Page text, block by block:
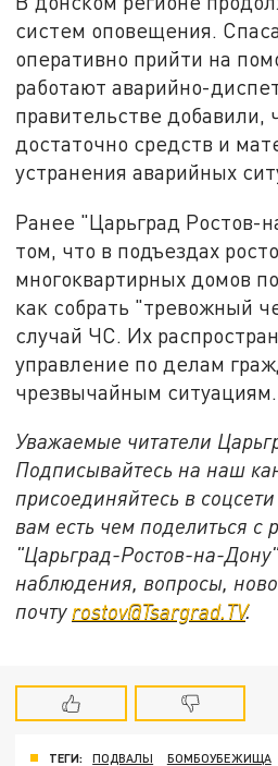
систем оповещения.
оперативно прийти на
работают аварийно-
правительстве добавили,
достаточно средств и
устранения аварийных
Ранее "Царьград Ростов-
том, что в подъездах
многоквартирных домов
как собрать "тревожный
случай ЧС. Их
управление по делам
чрезвычайным ситуациям.
Уважаемые читатели
Подписывайтесь на наш
присоединяйтесь в соцсети
вам есть чем поделиться с
"Царьград-Ростов-на-
наблюдения, вопросы,
почту rostov@Tsargrad.ТV.
ТЕГИ: ПОДВАЛЫ БОМБОУБЕЖИЩА